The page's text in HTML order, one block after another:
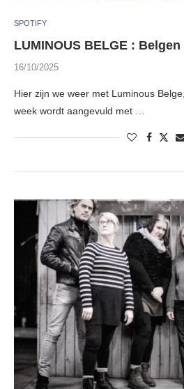
SPOTIFY
LUMINOUS BELGE :
16/10/2025
Hier zijn we weer met Luminous
week wordt aangevuld met …